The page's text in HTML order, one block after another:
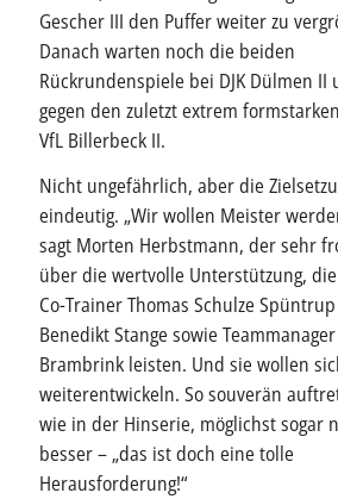
Gescher III den Puffer weiter zu
Danach warten noch die beiden
Rückrundenspiele bei DJK Dülmen II
gegen den zuletzt extrem
VfL Billerbeck II.
Nicht ungefährlich, aber die
eindeutig. „Wir wollen Meister
sagt Morten Herbstmann, der sehr
über die wertvolle Unterstützung,
Co-Trainer Thomas Schulze
Benedikt Stange sowie
Brambrink leisten. Und sie wollen
weiterentwickeln. So souverän
wie in der Hinserie, möglichst sogar
besser – „das ist doch eine tolle
Herausforderung!“